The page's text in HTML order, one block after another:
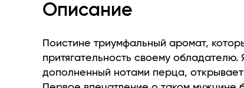
Описание
Поистине триумфальный аромат,
притягательность своему обладателю.
дополненный нотами перца, открывает